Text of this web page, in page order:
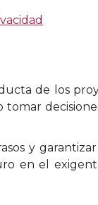
de los
y
en el